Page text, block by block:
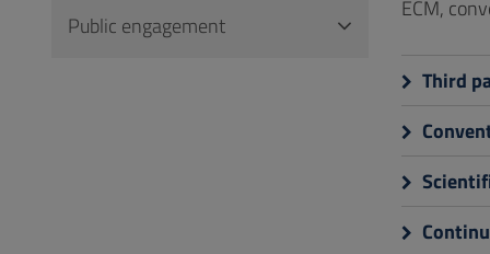
ECM,
Third
Public engagement